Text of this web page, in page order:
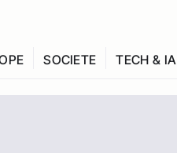
SOCIETE TECH & IA